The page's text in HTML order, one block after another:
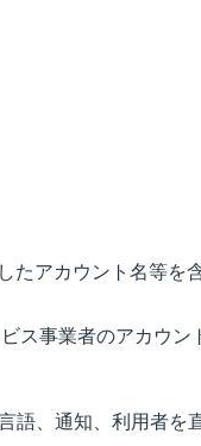
アカウント名等を含
ス事業者のアカウ
、通知、利用者を